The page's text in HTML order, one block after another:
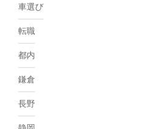
車選び
転職
都内
鎌倉
長野